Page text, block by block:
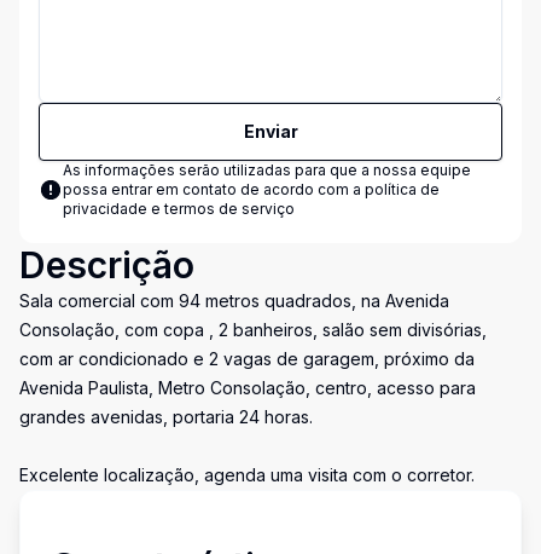
Enviar
As informações serão utilizadas para que a nossa equipe
possa entrar em contato de acordo com a política de
privacidade e termos de serviço
Descrição
Sala comercial com 94 metros quadrados, na Avenida
Consolação, com copa , 2 banheiros, salão sem divisórias,
com ar condicionado e 2 vagas de garagem, próximo da
Avenida Paulista, Metro Consolação, centro, acesso para
grandes avenidas, portaria 24 horas.
Excelente localização, agenda uma visita com o corretor.